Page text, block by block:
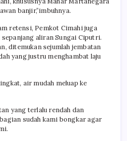
banjir,”imbuhnya.
retensi, Pemkot Cimahi juga
aliran Sungai Ciputri.
ditemukan sejumlah jembatan
yang justru menghambat laju
air mudah meluap ke
yang terlalu rendah dan
sudah kami bongkar agar